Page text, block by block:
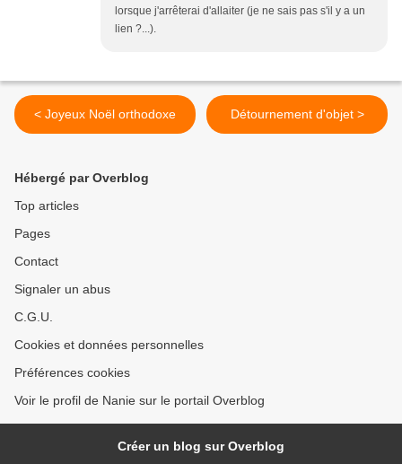
lorsque j'arrêterai d'allaiter (je ne sais pas s'il y a un
lien ?...).
< Joyeux Noël orthodoxe Détournement d'objet >
Hébergé par Overblog
Top articles
Pages
Contact
Signaler un abus
C.G.U.
Cookies et données personnelles
Préférences cookies
Voir le profil de Nanie sur le portail Overblog
Créer un blog sur Overblog